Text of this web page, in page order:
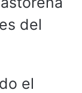
del
el